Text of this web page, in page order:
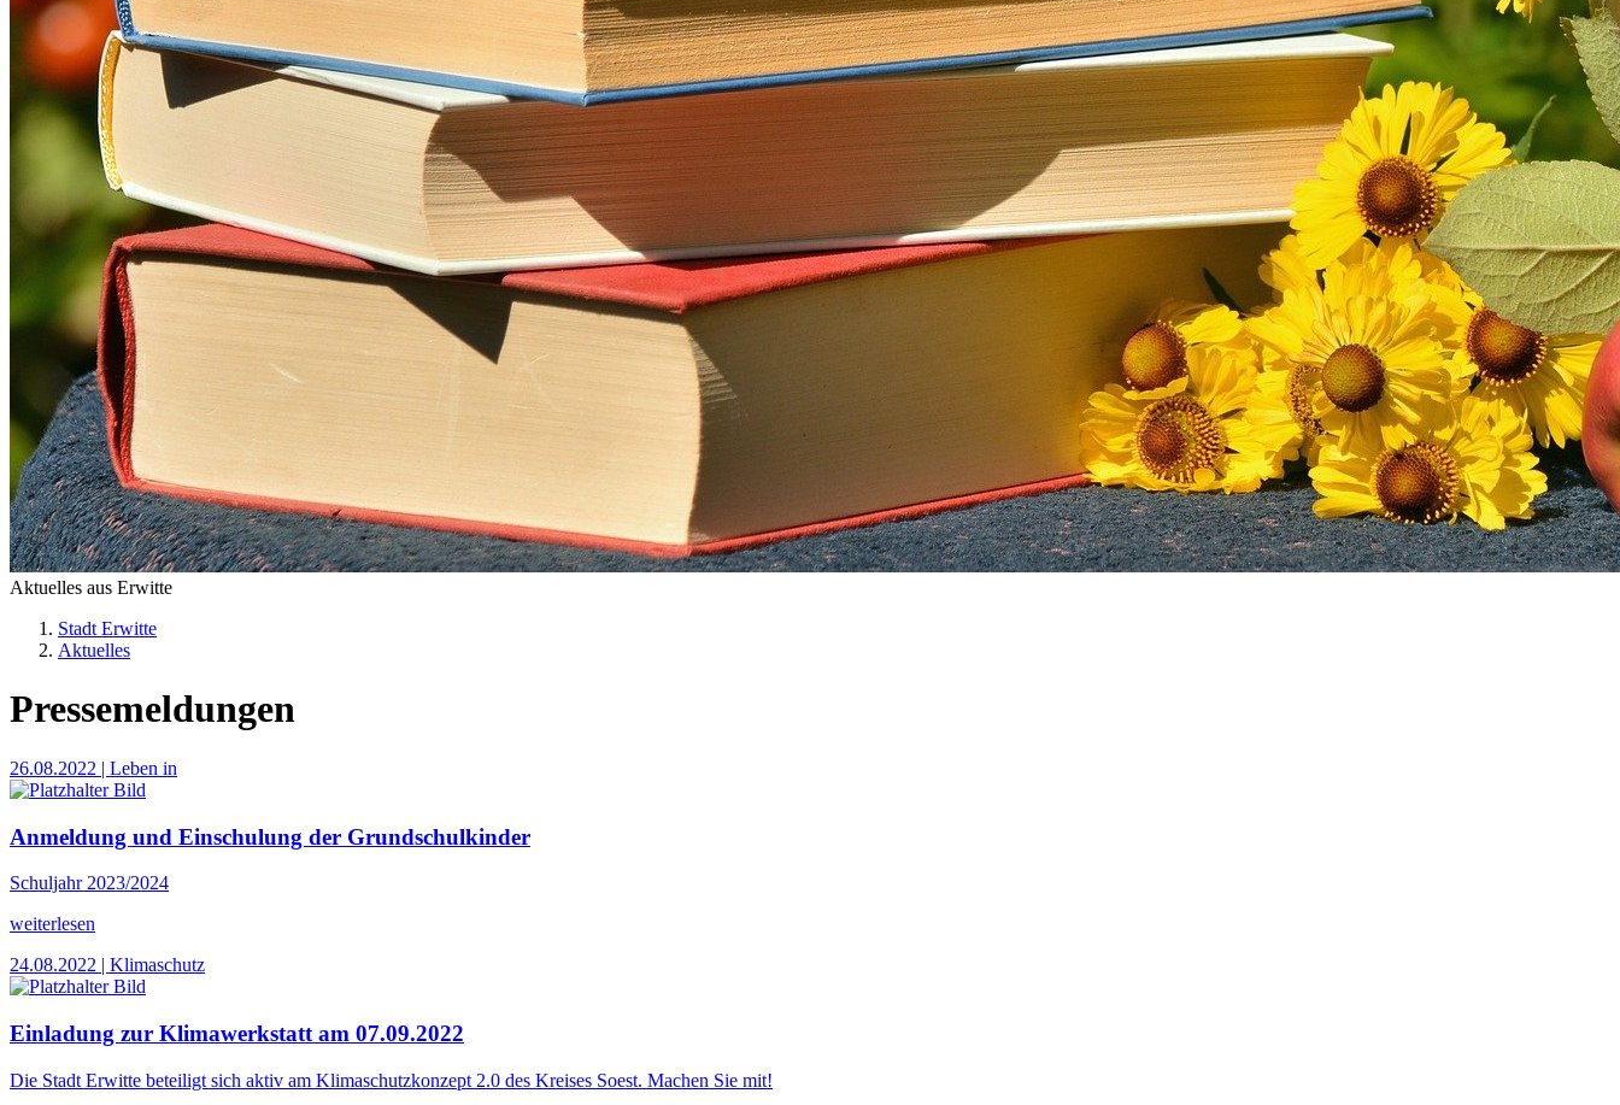
Aktuelles aus Erwitte
Stadt Erwitte
Aktuelles
Pressemeldungen
26.08.2022 | Leben in
Anmeldung und Einschulung der Grundschulkinder
Schuljahr 2023/2024
weiterlesen
24.08.2022 | Klimaschutz
Einladung zur Klimawerkstatt am 07.09.2022
Die Stadt Erwitte beteiligt sich aktiv am Klimaschutzkonzept 2.0 des Kreises Soest. Machen Sie mit!